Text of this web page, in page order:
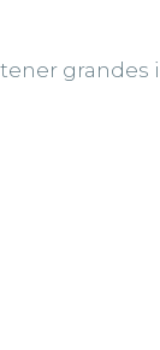
grandes